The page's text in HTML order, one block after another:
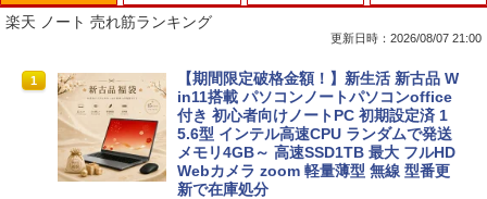
楽天 ノート 売れ筋ランキング
更新日時：2026/08/07 21:00
1
【期間限定破格金額！】新生活 新古品 W
in11搭載 パソコンノートパソコンoffice
付き 初心者向けノートPC 初期設定済 1
5.6型 インテル高速CPU ランダムで発送
メモリ4GB～ 高速SSD1TB 最大 フルHD
Webカメラ zoom 軽量薄型 無線 型番更
新で在庫処分